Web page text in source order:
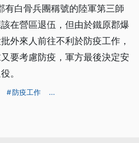
有白骨兵團稱號的陸軍第三師
在營區退伍，但由於鐵原郡爆
外來人前往不利於防疫工作，
要考慮防疫，軍方最後決定安
。
防疫工作 ...